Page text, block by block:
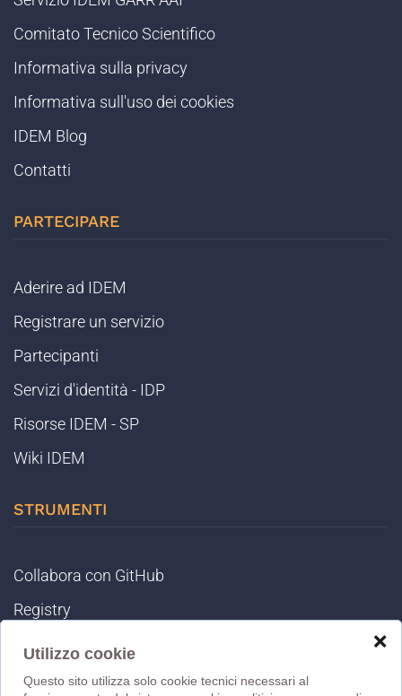
Utilizzo cookie
Questo sito utilizza solo cookie tecnici necessari al
❌
Comitato Tecnico Scientifico
Informativa sulla privacy
Informativa sull'uso dei cookies
IDEM Blog
Contatti
PARTECIPARE
Aderire ad IDEM
Registrare un servizio
Partecipanti
Servizi d'identità - IDP
Risorse IDEM - SP
Wiki IDEM
STRUMENTI
Collabora con GitHub
Registry
IDEM Tools
MET